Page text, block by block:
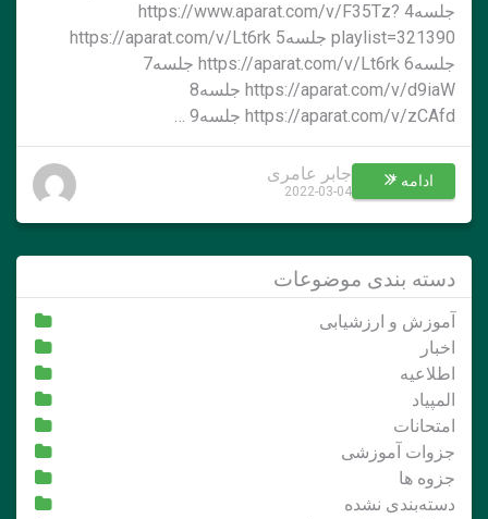
جلسه4 https://www.aparat.com/v/F35Tz?
playlist=321390 جلسه5 https://aparat.com/v/Lt6rk
جلسه6 https://aparat.com/v/Lt6rk جلسه7
https://aparat.com/v/d9iaW جلسه8
https://aparat.com/v/zCAfd جلسه9 …
ادامه * جابر عامری
2022-03-04
دسته بندی موضوعات
آموزش و ارزشیابی
اخبار
اطلاعیه
المپیاد
امتحانات
جزوات آموزشی
جزوه ها
دسته‌بندی نشده